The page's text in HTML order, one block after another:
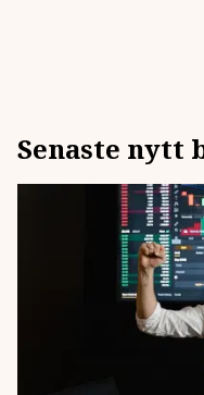
Senaste nytt